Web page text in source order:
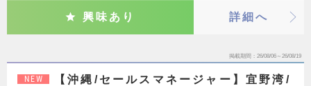
興味あり 詳細へ
掲載期間 26/08/06～26/08/19
NEW
【沖縄/セールスマネージャー】宜野湾/